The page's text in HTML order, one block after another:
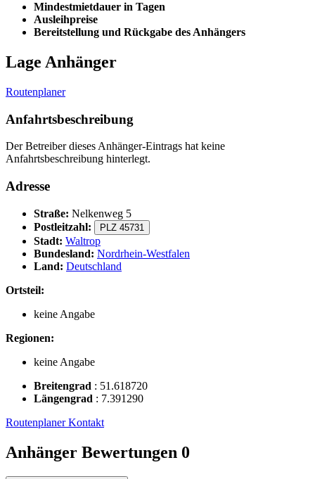
Mindestmietdauer in Tagen
Ausleihpreise
Bereitstellung und Rückgabe des Anhängers
Lage Anhänger
Routenplaner
Anfahrtsbeschreibung
Der Betreiber dieses Anhänger-Eintrags hat keine
Anfahrtsbeschreibung hinterlegt.
Adresse
Straße: Nelkenweg 5
Postleitzahl:
PLZ 45731
Stadt: Waltrop
Bundesland: Nordrhein-Westfalen
Land: Deutschland
Ortsteil:
keine Angabe
Regionen:
keine Angabe
Breitengrad : 51.618720
Längengrad : 7.391290
RoutenplanerKontakt
Anhänger Bewertungen 0